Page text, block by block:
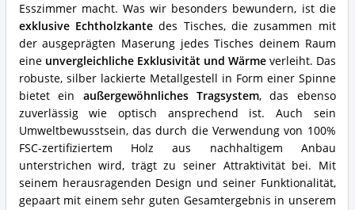
Esszimmer macht. Was wir besonders bewundern, ist die
exklusive Echtholzkante des Tisches, die zusammen mit
der ausgeprägten Maserung jedes Tisches deinem Raum
eine unvergleichliche Exklusivität und Wärmeverleiht. Das
robuste, silber lackierte Metallgestell in Form einer Spinne
bietet ein außergewöhnliches Tragsystem, das ebenso
zuverlässig wie optisch ansprechend ist. Auch sein
Umweltbewusstsein, das durch die Verwendung von 100%
FSC-zertifiziertem Holz aus nachhaltigem Anbau
unterstrichen wird, trägt zu seiner Attraktivität bei. Mit
seinem herausragenden Design und seiner Funktionalität,
gepaart mit einem sehr guten Gesamtergebnis in unserem